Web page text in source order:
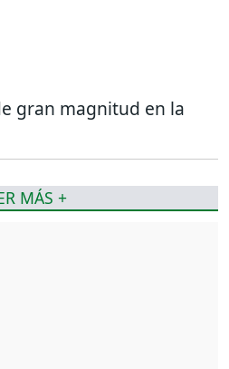
gran magnitud en la
MÁS +